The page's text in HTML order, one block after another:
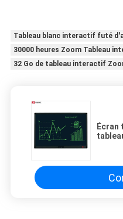
Tableau blanc interactif futé
30000 heures Zoom Tableau
32 Go de tableau interactif